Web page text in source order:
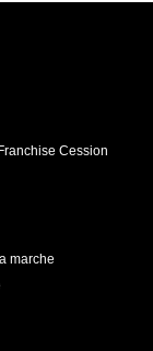
Cession
marche